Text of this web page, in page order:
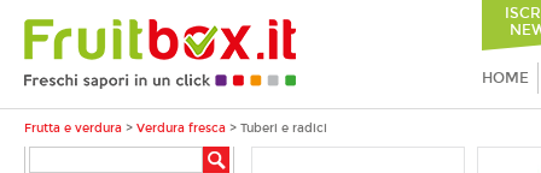
HOME
Frutta e verdura > Verdura fresca > Tuberi e radici